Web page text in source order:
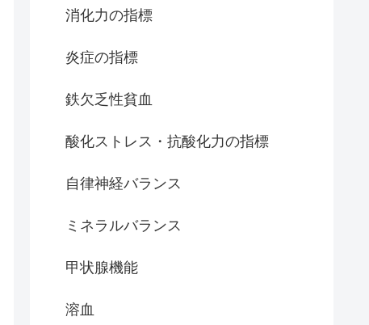
消化力の指標
炎症の指標
鉄欠乏性貧血
酸化ストレス・抗酸化力の指標
自律神経バランス
ミネラルバランス
甲状腺機能
溶血